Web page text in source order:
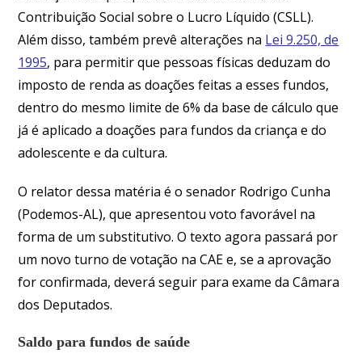
Contribuição Social sobre o Lucro Líquido (CSLL).
Além disso, também prevê alterações na Lei 9.250, de
1995, para permitir que pessoas físicas deduzam do
imposto de renda as doações feitas a esses fundos,
dentro do mesmo limite de 6% da base de cálculo que
já é aplicado a doações para fundos da criança e do
adolescente e da cultura.
O relator dessa matéria é o senador Rodrigo Cunha
(Podemos-AL), que apresentou voto favorável na
forma de um substitutivo. O texto agora passará por
um novo turno de votação na CAE e, se a aprovação
for confirmada, deverá seguir para exame da Câmara
dos Deputados.
Saldo para fundos de saúde